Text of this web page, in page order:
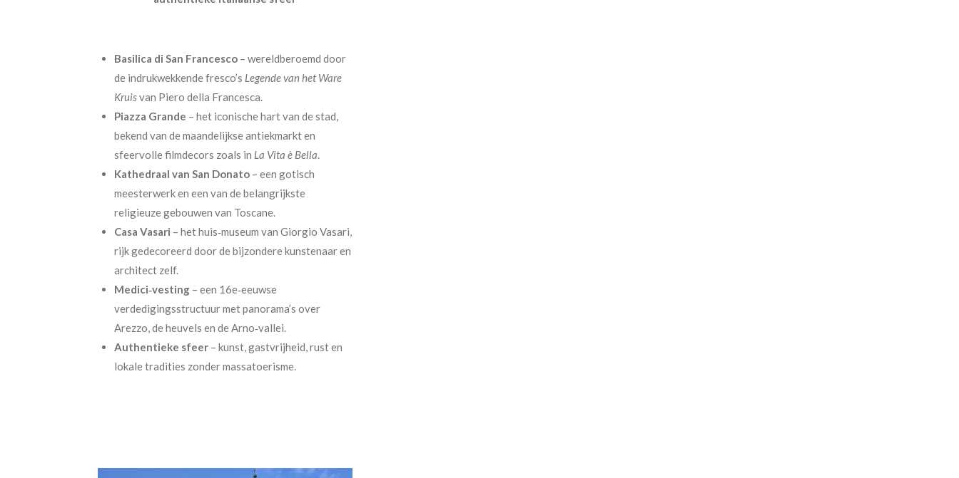
Basilica di San Francesco– wereldberoemd door
de indrukwekkende fresco’s Legende van het Ware
Kruisvan Piero della Francesca.
Piazza Grande – het iconische hart van de stad,
bekend van de maandelijkse antiekmarkt en
sfeervolle filmdecors zoals in La Vita è Bella.
Kathedraal van San Donato– een gotisch
meesterwerk en een van de belangrijkste
religieuze gebouwen van Toscane.
Casa Vasari – het huis‑museum van Giorgio Vasari,
rijk gedecoreerd door de bijzondere kunstenaar en
architect zelf.
Medici‑vesting– een 16e‑eeuwse
verdedigingsstructuur met panorama’s over
Arezzo, de heuvels en de Arno‑vallei.
Authentieke sfeer– kunst, gastvrijheid, rust en
lokale tradities zonder massatoerisme.